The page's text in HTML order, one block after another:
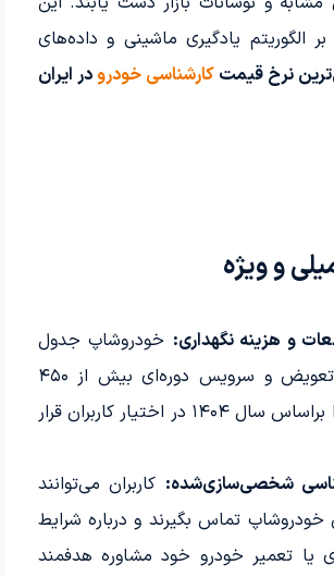
الگوریتم یادگیری ماشینی و داده‌های
نرخ قیمتکارشناسی خودرودر ایران
و ویژه
و هزینه نگهداری: خودروشاپ جدول
کامل هزینه تعویض و سرویس دوره‌ای بیش از ۴۵۰
مدل خودرو را براساس سال ۱۴۰۴ در اختیار کاربران قرار
شخصی‌سازی‌شده: کاربران می‌توانند
تماس بگیرند و درباره شرایط
یا تعمیر خودرو خود مشاوره هدفمند